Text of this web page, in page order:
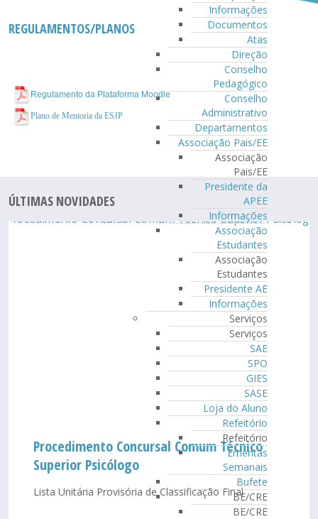
Informações
Documentos
Atas
Direção
Conselho
Pedagógico
Conselho
Administrativo
Departamentos
Associação Pais/EE
Associação
Pais/EE
Presidente da
APEE
Informações
Associação
Estudantes
Associação
Estudantes
Presidente AE
Informações
Serviços
Serviços
SAE
SPO
GIES
SASE
Loja do Aluno
Refeitório
Refeitório
Ementas
Semanais
Bufete
BE/CRE
BE/CRE
REGULAMENTOS/PLANOS
Regulamento da Plataforma Moodle
Plano de Mentoria da ESJP
ÚLTIMAS NOVIDADES
Procedimento Concursal Comum Técnico
Superior Psicólogo
Lista Unitária Provisória de Classificação Final